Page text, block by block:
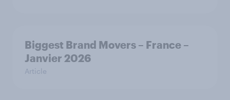
Biggest Brand Movers – France –
Janvier 2026
Article